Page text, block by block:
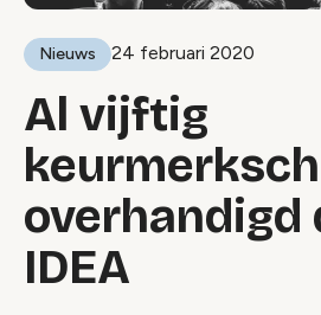
Nieuws 24 februari 2020
Al vijftig
overhandigd
IDEA